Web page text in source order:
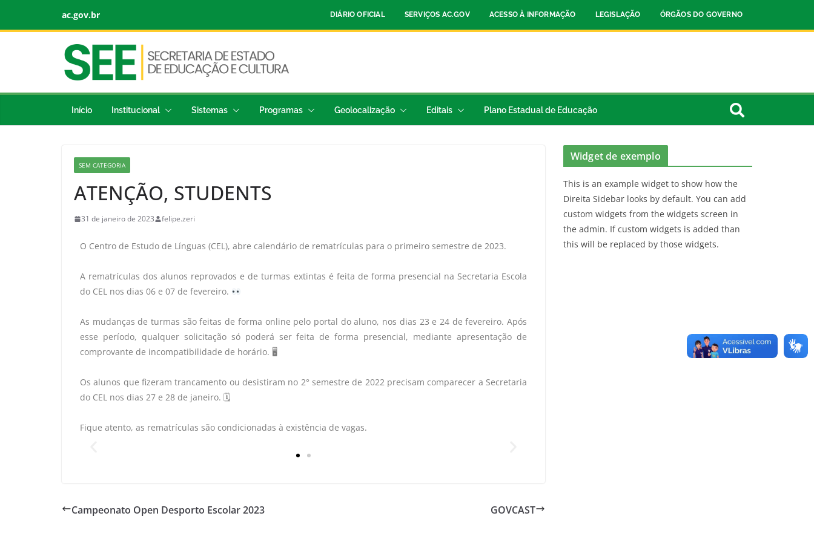
ac.gov.br DIÁRIO OFICIAL SERVIÇOS AC.GOV ACESSO À INFORMAÇÃO LEGISLAÇÃO ÓRGÃOS DO GOVERNO
Início Institucional Sistemas Programas Geolocalização Editais Plano Estadual de Educação
SEM CATEGORIA
ATENÇÃO, STUDENTS
31 de janeiro de 2023 felipe.zeri
O Centro de Estudo de Línguas (CEL), abre calendário de rematrículas para o primeiro semestre de 2023.
A rematrículas dos alunos reprovados e de turmas extintas é feita de forma presencial na Secretaria Escola
do CEL nos dias 06 e 07 de fevereiro.
As mudanças de turmas são feitas de forma online pelo portal do aluno, nos dias 23 e 24 de fevereiro. Após
esse período, qualquer solicitação só poderá ser feita de forma presencial, mediante apresentação de
comprovante de incompatibilidade de horário. 🖥
Os alunos que fizeram trancamento ou desistiram no 2° semestre de 2022 precisam comparecer a Secretaria
do CEL nos dias 27 e 28 de janeiro. 🗓
Fique atento, as rematrículas são condicionadas à existência de vagas.
Campeonato Open Desporto Escolar 2023 GOVCAST
Widget de exemplo
This is an example widget to show how the
Direita Sidebar looks by default. You can add
custom widgets from the widgets screen in
the admin. If custom widgets is added than
this will be replaced by those widgets.